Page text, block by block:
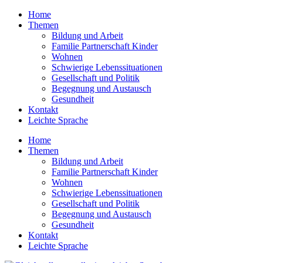
Home
Themen
Bildung und Arbeit
Familie Partnerschaft Kinder
Wohnen
Schwierige Lebens­situationen
Gesellschaft und Politik
Begegnung und Austausch
Gesundheit
Kontakt
Leichte Sprache
Home
Themen
Bildung und Arbeit
Familie Partnerschaft Kinder
Wohnen
Schwierige Lebens­situationen
Gesellschaft und Politik
Begegnung und Austausch
Gesundheit
Kontakt
Leichte Sprache